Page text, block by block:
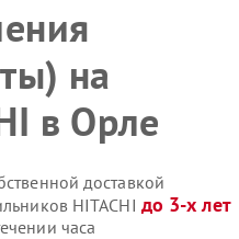
на
в Орле
доставкой
HITACHI до 3-х лет
часа